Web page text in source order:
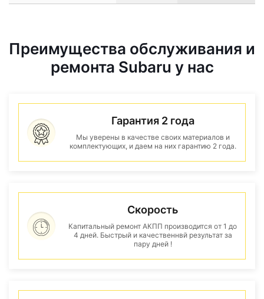
Преимущества обслуживания и
ремонта Subaru у нас
Гарантия 2 года
Мы уверены в качестве своих материалов и
комплектующих, и даем на них гарантию 2 года.
Скорость
Капитальный ремонт АКПП производится от 1 до
4 дней. Быстрый и качественнвй результат за
пару дней !